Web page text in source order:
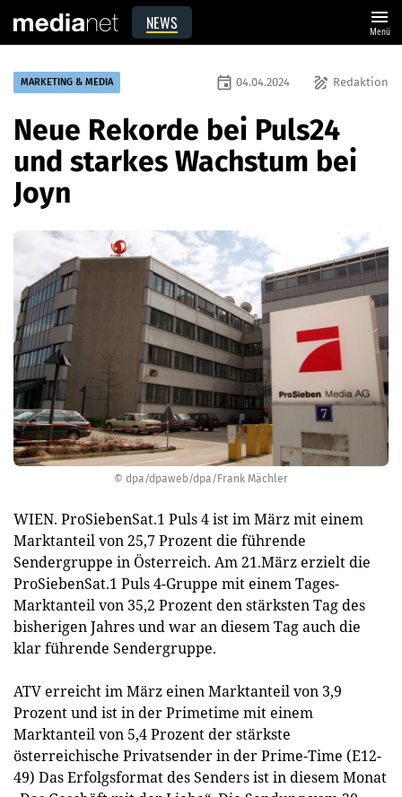
NEWS menu
Menü
© dpa/dpaweb/dpa/Frank Mächler
MARKETING & MEDIA draw Redaktion
event 04.04.2024
Neue Rekorde bei Puls24
und starkes Wachstum bei
Joyn
WIEN. ProSiebenSat.1 Puls 4 ist im März mit einem
Marktanteil von 25,7 Prozent die führende
Sendergruppe in Österreich. Am 21.März erzielt die
ProSiebenSat.1 Puls 4-Gruppe mit einem Tages-
Marktanteil von 35,2 Prozent den stärksten Tag des
bisherigen Jahres und war an diesem Tag auch die
klar führende Sendergruppe.
ATV erreicht im März einen Marktanteil von 3,9
Prozent und ist in der Primetime mit einem
Marktanteil von 5,4 Prozent der stärkste
österreichische Privatsender in der Prime-Time (E12-
49) Das Erfolgsformat des Senders ist in diesem Monat